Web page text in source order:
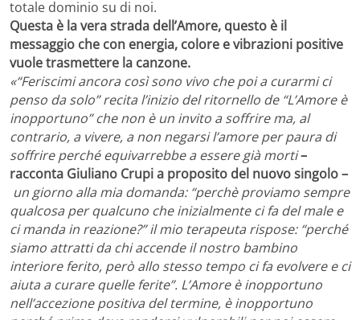
totale dominio su di noi.
Questa è la vera strada dell’Amore, questo è il
messaggio che con energia, colore e vibrazioni positive
vuole trasmettere la canzone.
«“Feriscimi ancora così sono vivo che poi a curarmi ci
penso da solo” recita l’inizio del ritornello de “L’Amore è
inopportuno” che non è un invito a soffrire ma, al
contrario, a vivere, a non negarsi l’amore per paura di
soffrire perché equivarrebbe a essere già morti–
racconta Giuliano Crupi a proposito del nuovo singolo –
un giorno alla mia domanda: “perchè proviamo sempre
qualcosa per qualcuno che inizialmente ci fa del male e
ci manda in reazione?” il mio terapeuta rispose: “perché
siamo attratti da chi accende il nostro bambino
interiore ferito, però allo stesso tempo ci fa evolvere e ci
aiuta a curare quelle ferite”. L’Amore è inopportuno
nell’accezione positiva del termine, è inopportuno